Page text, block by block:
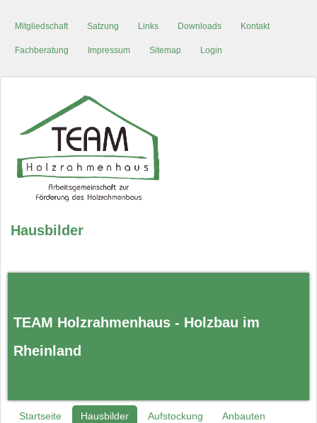
Mitgliedschaft Satzung Links Downloads Kontakt
Fachberatung Impressum Sitemap Login
Hausbilder
TEAM Holzrahmenhaus - Holzbau im
Rheinland
Startseite Hausbilder Aufstockung Anbauten